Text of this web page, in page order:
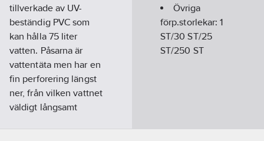
tillverkade av UV-
beständig PVC som
kan hålla 75 liter
vatten. Påsarna är
vattentäta men har en
fin perforering längst
ner, från vilken vattnet
väldigt långsamt
Övriga
förp.storlekar:1
ST/30 ST/25
ST/250 ST